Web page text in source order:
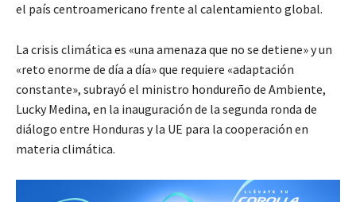
el país centroamericano frente al calentamiento global.
La crisis climática es «una amenaza que no se detiene» y un
«reto enorme de día a día» que requiere «adaptación
constante», subrayó el ministro hondureño de Ambiente,
Lucky Medina, en la inauguración de la segunda ronda de
diálogo entre Honduras y la UE para la cooperación en
materia climática.